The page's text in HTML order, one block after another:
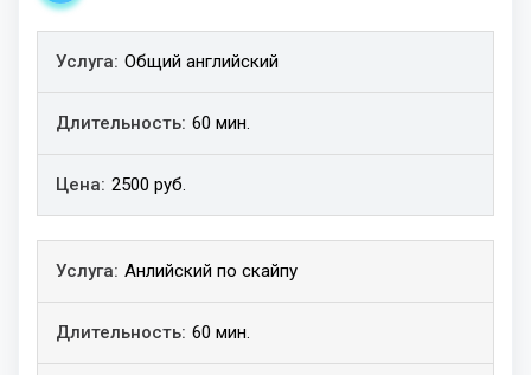
Услуга Длительность
Общий английский
60 мин.
2500 руб.
Анлийский по скайпу
60 мин.